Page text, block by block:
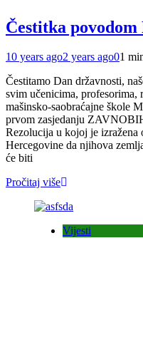
Čestitka
10 years ago2 years ago01
Čestitamo Dan državnosti,
svim učenicima, profesorima,
mašinsko-saobraćajne škole
prvom zasjedanju
Rezolucija u kojoj je izražena
Hercegovine da njihova
će biti
Pročitaj više
Vijesti